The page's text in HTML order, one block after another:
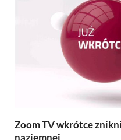
Zoom TV wkrótce
naziemnej